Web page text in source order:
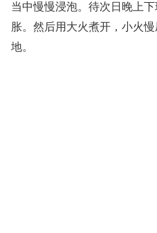
当中慢慢浸泡。待次日晚上
胀。然后用大火煮开，小火
地。